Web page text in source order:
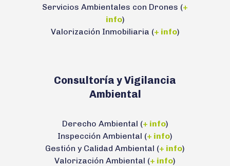
Servicios Ambientales con Drones (+
info)
Valorización Inmobiliaria (+ info)
Consultoría y Vigilancia
Ambiental
Derecho Ambiental (+ info)
Inspección Ambiental (+ info)
Gestión y Calidad Ambiental (+ info)
Valorización Ambiental (+ info)